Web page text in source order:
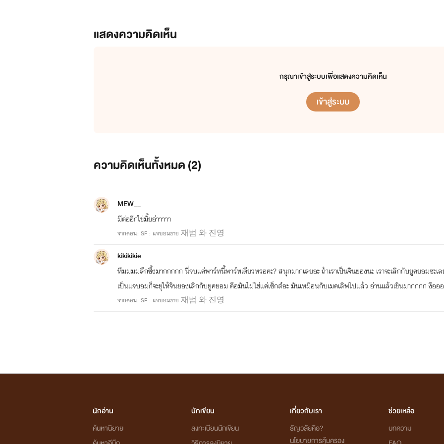
แสดงความคิดเห็น
กรุณาเข้าสู่ระบบเพื่อแสดงความคิดเห็น
เข้าสู่ระบบ
ความคิดเห็นทั้งหมด (2)
MEW__
มีต่ออีกใข่มั้ยอ่าาาาา
จากตอน: SF : แจบอมขาย 재범 와 진영
kikikikie
หืมมมมลึกซึ้งมากกกกก นี่จบแค่พาร์ทนี้พาร์ทเดียวหรอคะ? สนุกมากเลยอะ ถ้าเราเป็นจินยองนะ เราจะเลิกกับยูคยอมซะเล
เป็นแจบอมก็จะยุให้จินยองเลิกกับยูคยอม คือมันไม่ใช่แค่เซ็กส์อะ มันเหมือนกับเมคเลิฟไปแล้ว อ่านแล้วเขินมากกกก งือออ
จากตอน: SF : แจบอมขาย 재범 와 진영
นักอ่าน
ค้นหานิยาย
นักเขียน
ลงทะเบียนนักเขียน
เกี่ยวกับเรา
ธัญวลัยคือ?
นโยบายการคุ้มครอง
ช่วยเหลือ
บทความ